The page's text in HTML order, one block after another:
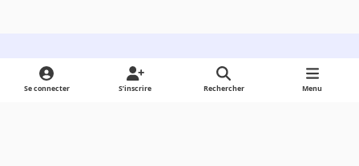
Light ModeDark ModeSystem Preference
Se connecter S’inscrire Rechercher Menu